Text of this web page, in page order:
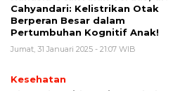
Cahyandari: Kelistrikan Otak
Berperan Besar dalam
Pertumbuhan Kognitif Anak!
Jumat, 31 Januari 2025 - 21:07 WIB
Kesehatan